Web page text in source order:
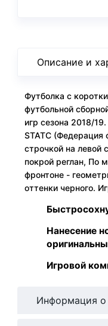
Описание и
Футболка с
футбольной
игр сезона 2018/
STATC (Федерация
строчкой на левой
покрой реглан, По
фронтоне -
оттенки черного.
Нанесение
Игровой
Информация о